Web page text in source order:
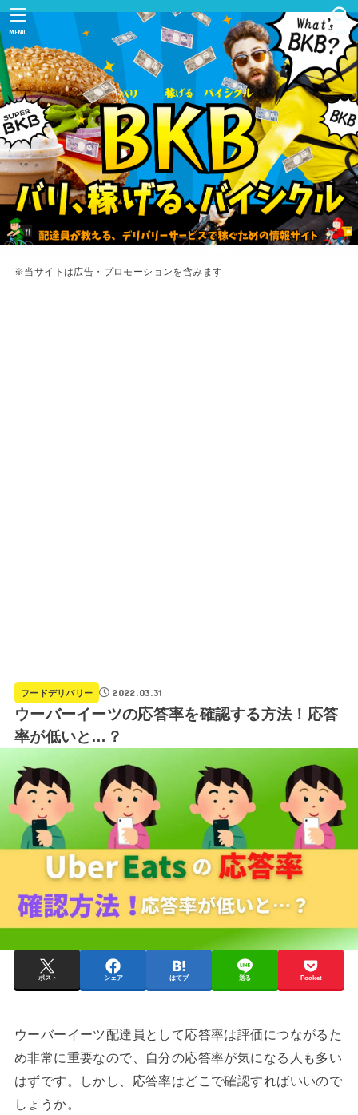
SEARCH
MENU
※当サイトは広告・プロモーションを含みます
フードデリバリー 2022.03.31
ウーバーイーツの応答率を確認する方法！応答
率が低いと…？
ポスト シェア はてブ 送る Pocket
ウーバーイーツ配達員として応答率は評価につながるた
め非常に重要なので、自分の応答率が気になる人も多い
はずです。しかし、応答率はどこで確認すればいいので
しょうか。